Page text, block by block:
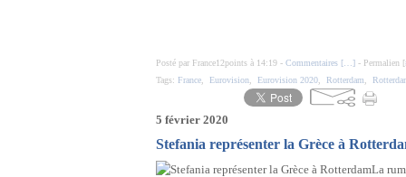
Posté par France12points à 14:19 - Commentaires [ ] - Permalien [
Tags: France Eurovision Eurovision 2020 Rotterdam
5 février 2020
Stefania représenter la Grèce à
La